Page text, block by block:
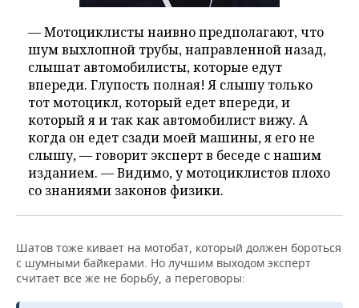
— Мотоциклисты наивно предполагают, что
шум выхлопной трубы, направленной назад,
слышат автомобилисты, которые едут
впереди. Глупость полная! Я слышу только
тот мотоцикл, который едет впереди, и
который я и так как автомобилист вижу. А
когда он едет сзади моей машины, я его не
слышу, — говорит эксперт в беседе с нашим
изданием. — Видимо, у мотоциклистов плохо
со знаниями законов физики.
Шатов тоже кивает на мотобат, который должен бороться
с шумными байкерами. Но лучшим выходом эксперт
считает все же не борьбу, а переговоры: